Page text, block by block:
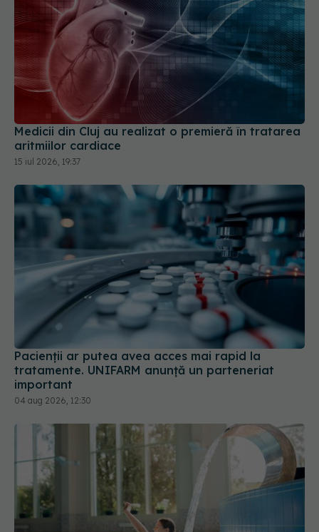
Medicii din Cluj au realizat o premieră în tratarea
aritmiilor cardiace
15 iul 2026, 19:37
Pacienții ar putea avea acces mai rapid la
tratamente. UNIFARM anunță un parteneriat
important
04 aug 2026, 12:30